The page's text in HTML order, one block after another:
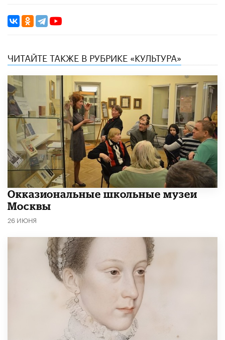
ЧИТАЙТЕ ТАКЖЕ В РУБРИКЕ «КУЛЬТУРА»
​Окказиональные школьные музеи
Москвы
26 ИЮНЯ